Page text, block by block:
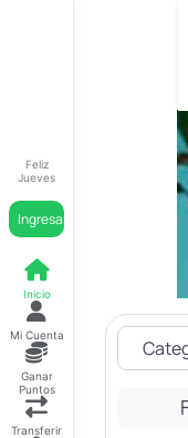
Feliz
Jueves
Ingresar
Inicio
Mi Cuenta
Ganar
Puntos
Transferir